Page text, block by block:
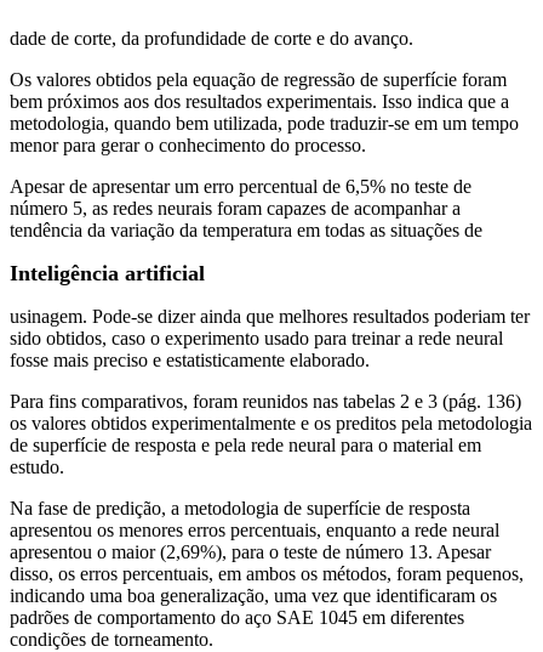
dade de corte, da profundidade de corte e do avanço.
Os valores obtidos pela equação de regressão de superfície foram
bem próximos aos dos resultados experimentais. Isso indica que a
metodologia, quando bem utilizada, pode traduzir-se em um tempo
menor para gerar o conhecimento do processo.
Apesar de apresentar um erro percentual de 6,5% no teste de
número 5, as redes neurais foram capazes de acompanhar a
tendência da variação da temperatura em todas as situações de
Inteligência artificial
usinagem. Pode-se dizer ainda que melhores resultados poderiam ter
sido obtidos, caso o experimento usado para treinar a rede neural
fosse mais preciso e estatisticamente elaborado.
Para fins comparativos, foram reunidos nas tabelas 2 e 3 (pág. 136)
os valores obtidos experimentalmente e os preditos pela metodologia
de superfície de resposta e pela rede neural para o material em
estudo.
Na fase de predição, a metodologia de superfície de resposta
apresentou os menores erros percentuais, enquanto a rede neural
apresentou o maior (2,69%), para o teste de número 13. Apesar
disso, os erros percentuais, em ambos os métodos, foram pequenos,
indicando uma boa generalização, uma vez que identificaram os
padrões de comportamento do aço SAE 1045 em diferentes
condições de torneamento.